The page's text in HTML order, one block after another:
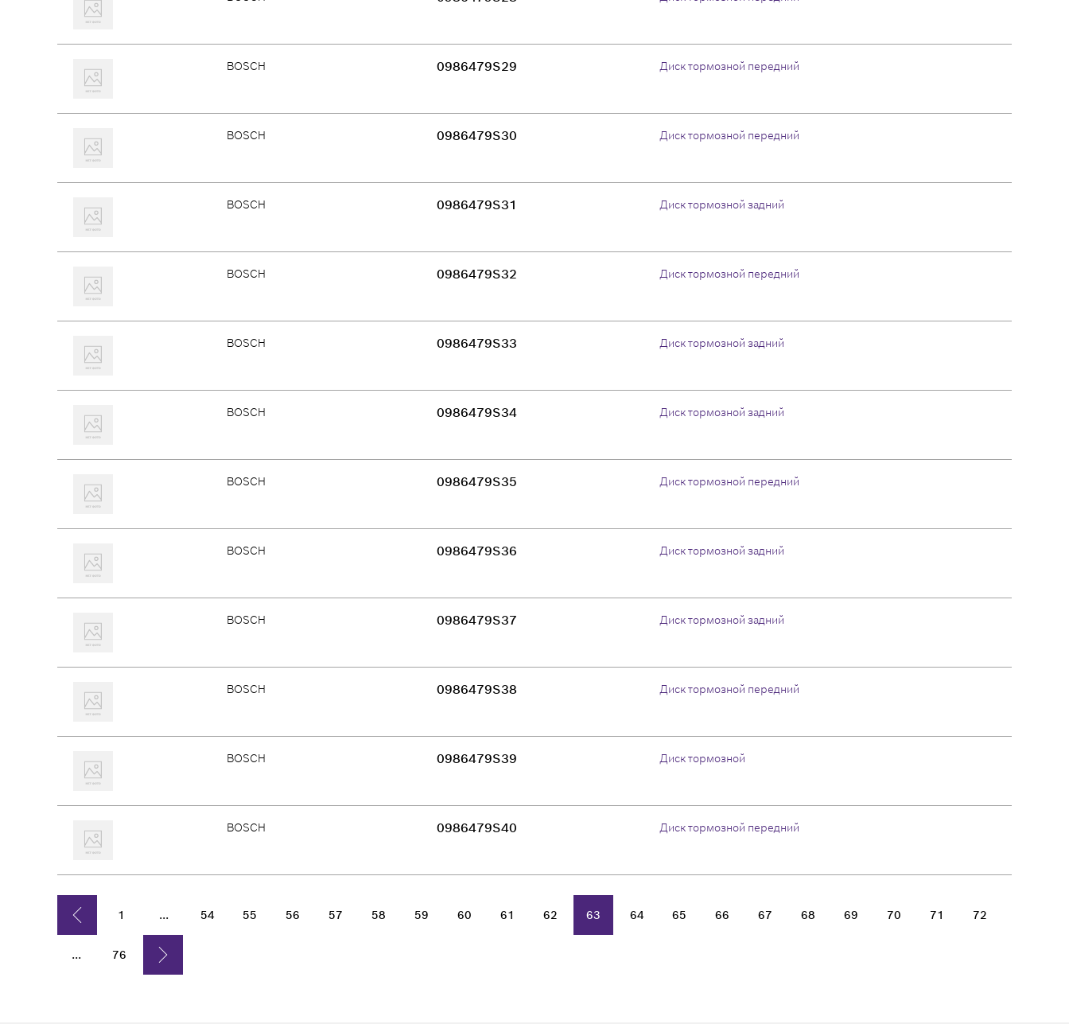
BOSCH 0986479S29 Диск тормозной передний
BOSCH 0986479S30 Диск тормозной передний
BOSCH 0986479S31 Диск тормозной задний
BOSCH 0986479S32 Диск тормозной передний
BOSCH 0986479S33 Диск тормозной задний
BOSCH 0986479S34 Диск тормозной задний
BOSCH 0986479S35 Диск тормозной передний
BOSCH 0986479S36 Диск тормозной задний
BOSCH 0986479S37 Диск тормозной задний
BOSCH 0986479S38 Диск тормозной передний
BOSCH 0986479S39 Диск тормозной
BOSCH 0986479S40 Диск тормозной передний
1 ... 54 55 56 57 58 59 60 61 62 63 64 65 66 67 68 69 70 71 72
... 76